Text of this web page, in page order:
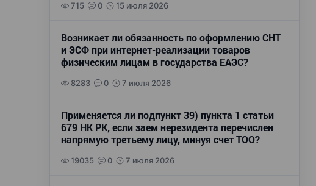
715 0 15 июля 2026
Возникает ли обязанность по оформлению СНТ
и ЭСФ при интернет-реализации товаров
физическим лицам в государства ЕАЭС?
8283 0 7 июля 2026
Применяется ли подпункт 39) пункта 1 статьи
679 НК РК, если заем нерезидента перечислен
напрямую третьему лицу, минуя счет ТОО?
19035 0 7 июля 2026